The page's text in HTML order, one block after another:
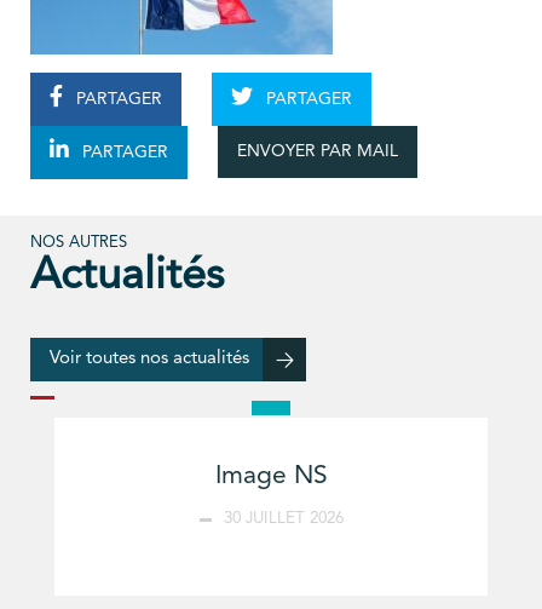
PARTAGER PARTAGER
PARTAGER ENVOYER PAR MAIL
NOS AUTRES
Actualités
Voir toutes nos actualités
Image NS
30 JUILLET 2026